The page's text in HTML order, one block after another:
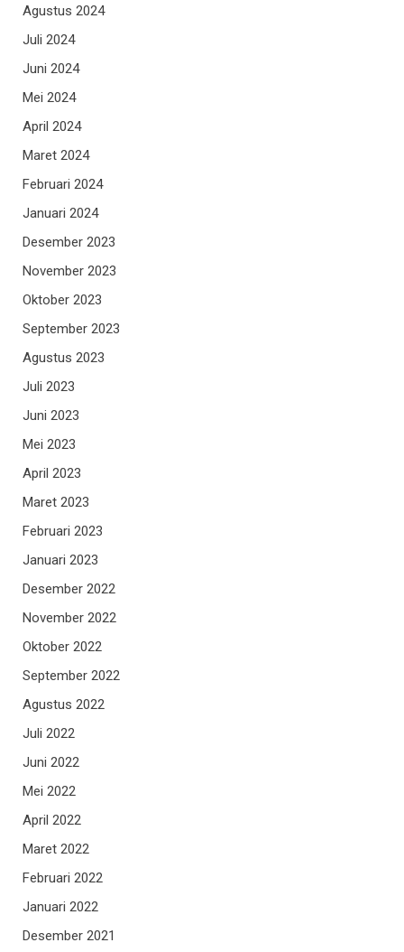
Agustus 2024
Juli 2024
Juni 2024
Mei 2024
April 2024
Maret 2024
Februari 2024
Januari 2024
Desember 2023
November 2023
Oktober 2023
September 2023
Agustus 2023
Juli 2023
Juni 2023
Mei 2023
April 2023
Maret 2023
Februari 2023
Januari 2023
Desember 2022
November 2022
Oktober 2022
September 2022
Agustus 2022
Juli 2022
Juni 2022
Mei 2022
April 2022
Maret 2022
Februari 2022
Januari 2022
Desember 2021